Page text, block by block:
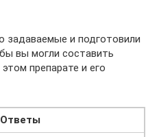
задаваемые и подготовили
вы могли составить
препарате и его
Ответы